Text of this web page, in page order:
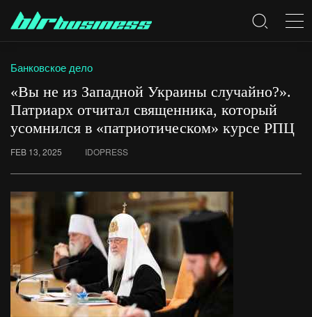
Банковское дело
«Вы не из Западной Украины случайно?».
Патриарх отчитал священника, который
усомнился в «патриотическом» курсе РПЦ
FEB 13, 2025 IDOPRESS